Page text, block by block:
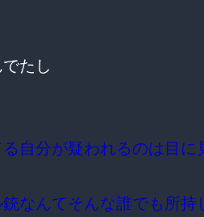
たし
自分が疑われるのは目に
なんてそんな誰でも所持